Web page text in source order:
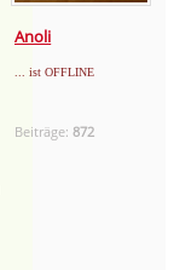
Anoli
... ist OFFLINE
Beiträge:872